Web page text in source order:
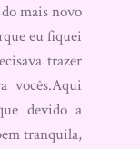
mais novo
eu fiquei
trazer
vocês.Aqui
devido a
tranquila,